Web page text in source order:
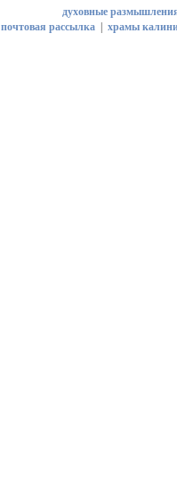
духовные
почтовая рассылка| храмы